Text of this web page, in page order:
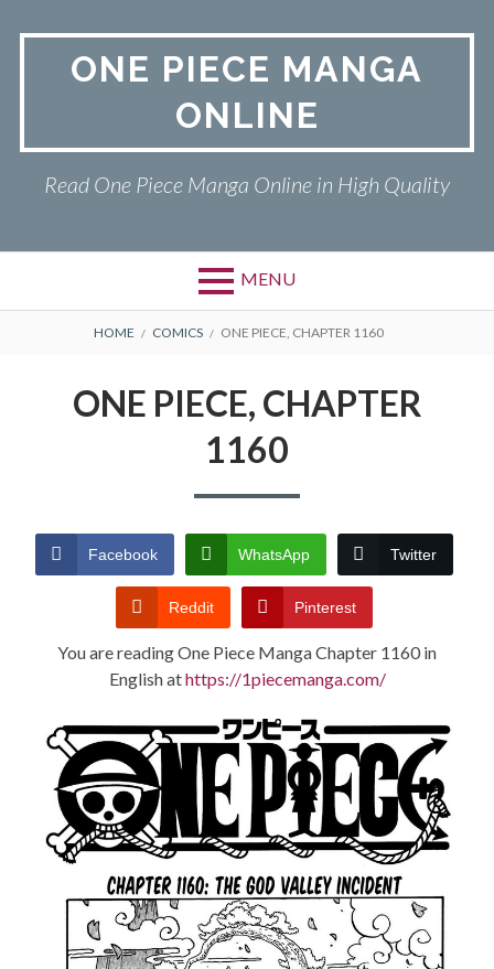
ONE PIECE MANGA
ONLINE
Read One Piece Manga Online in High Quality
MENU
Primary
ONE PIECE
BREADCRUMBS
HOME COMICS ONE PIECE, CHAPTER 1160
ONE PIECE, CHAPTER
1160
Facebook WhatsApp Twitter
Reddit Pinterest
You are reading One Piece Manga Chapter 1160 in
English athttps://1piecemanga.com/